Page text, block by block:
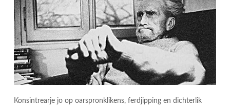
Konsintrearje jo op oarspronklikens, ferdjipping en dichterlik